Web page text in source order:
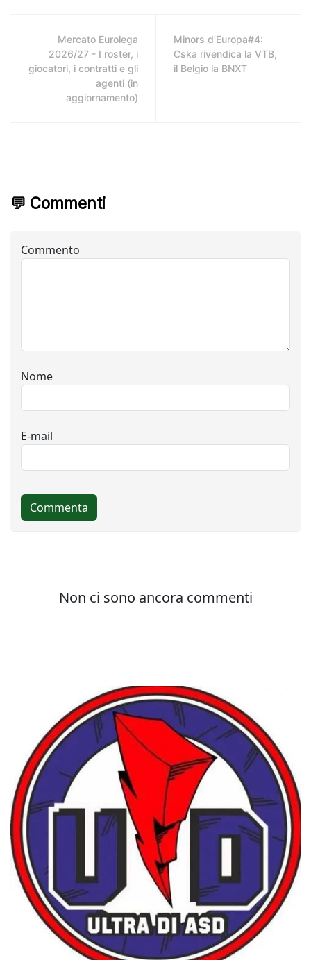
Mercato Eurolega
2026/27 - I roster, i
giocatori, i contratti e gli
agenti (in
aggiornamento)
Minors d'Europa#4:
Cska rivendica la VTB,
il Belgio la BNXT
💬 Commenti